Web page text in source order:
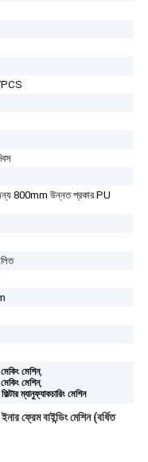
800mm উন্নত প্রকার PU
মেশিন,
মেশিন,
ম্যানুফ্যাকচারিং মেশিন
ফ্রেম বাইন্ডিং মেশিন (বর্ধিত